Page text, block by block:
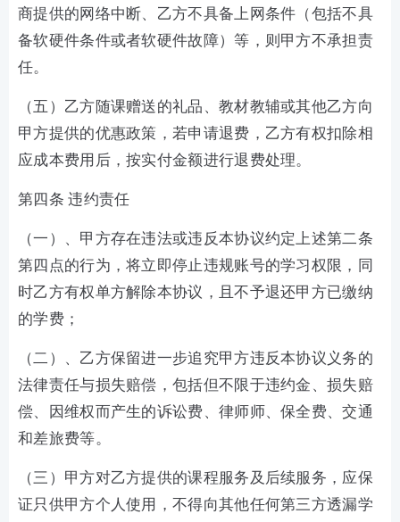
商提供的网络中断、乙方不具备上网条件（包括不具
备软硬件条件或者软硬件故障）等，则甲方不承担责
任。
（五）乙方随课赠送的礼品、教材教辅或其他乙方向
甲方提供的优惠政策，若申请退费，乙方有权扣除相
应成本费用后，按实付金额进行退费处理。
第四条 违约责任
（一）、甲方存在违法或违反本协议约定上述第二条
第四点的行为，将立即停止违规账号的学习权限，同
时乙方有权单方解除本协议，且不予退还甲方已缴纳
的学费；
（二）、乙方保留进一步追究甲方违反本协议义务的
法律责任与损失赔偿，包括但不限于违约金、损失赔
偿、因维权而产生的诉讼费、律师师、保全费、交通
和差旅费等。
（三）甲方对乙方提供的课程服务及后续服务，应保
证只供甲方个人使用，不得向其他任何第三方透漏学